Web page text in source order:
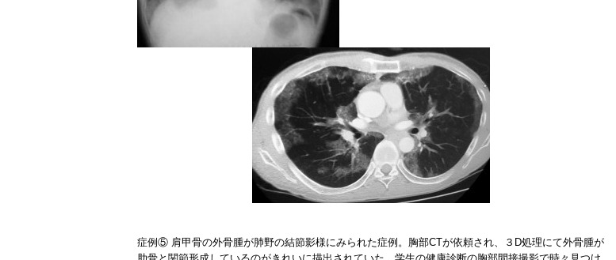
症例⑤ 肩甲骨の外骨腫が肺野の結節影様にみられた症例。胸部CTが依頼され、３D処理にて外骨腫が